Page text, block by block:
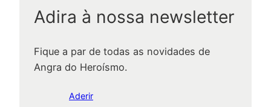
Adira à nossa newsletter
Fique a par de todas as novidades de
Angra do Heroísmo.
Aderir